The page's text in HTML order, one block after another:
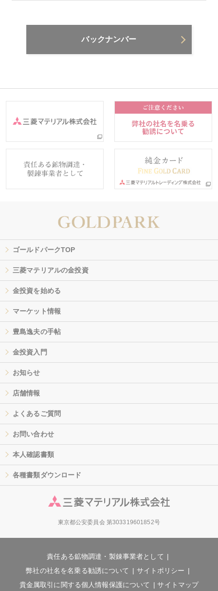
バックナンバー
ゴールドパークTOP
三菱マテリアルの金投資
金投資を始める
マーケット情報
豊島逸夫の手帖
金投資入門
お知らせ
店舗情報
よくあるご質問
お問い合わせ
本人確認書類
各種書類ダウンロード
東京都公安委員会 第303319601852号
責任ある鉱物調達・製錬事業者として
弊社の社名を名乗る勧誘について
サイトポリシー
貴金属取引に関する個人情報保護について
サイトマップ